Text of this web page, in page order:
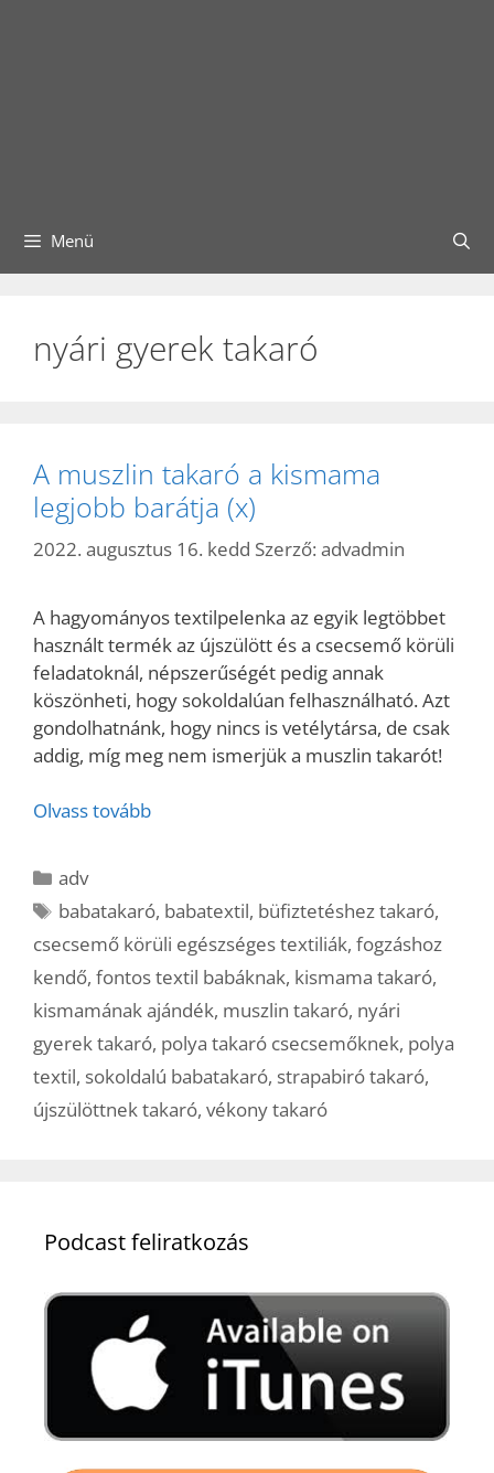
Menü
nyári gyerek takaró
A muszlin takaró a kismama
legjobb barátja (x)
2022. augusztus 16. kedd Szerző: advadmin
A hagyományos textilpelenka az egyik legtöbbet
használt termék az újszülött és a csecsemő körüli
feladatoknál, népszerűségét pedig annak
köszönheti, hogy sokoldalúan felhasználható. Azt
gondolhatnánk, hogy nincs is vetélytársa, de csak
addig, míg meg nem ismerjük a muszlin takarót!
Olvass tovább
Kategória
adv
Címkék
babatakaró, babatextil, büfiztetéshez takaró,
csecsemő körüli egészséges textiliák, fogzáshoz
kendő, fontos textil babáknak, kismama takaró,
kismamának ajándék, muszlin takaró, nyári
gyerek takaró, polya takaró csecsemőknek, polya
textil, sokoldalú babatakaró, strapabiró takaró,
újszülöttnek takaró, vékony takaró
Podcast feliratkozás